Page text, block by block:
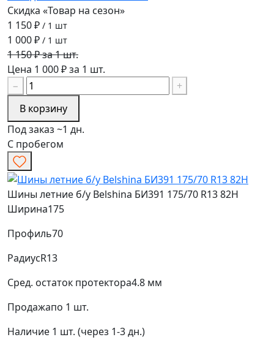
Скидка «Товар на сезон»
1 150 ₽ / 1 шт
1 000 ₽ / 1 шт
1 150 ₽ за 1 шт.
Цена 1 000 ₽ за 1 шт.
−
+
В корзину
Под заказ ~1 дн.
С пробегом
Шины летние б/у Belshina БИ391 175/70 R13 82H
Ширина175
Профиль70
РадиусR13
Сред. остаток протектора4.8 мм
Продажапо 1 шт.
Наличие 1 шт. (через 1-3 дн.)